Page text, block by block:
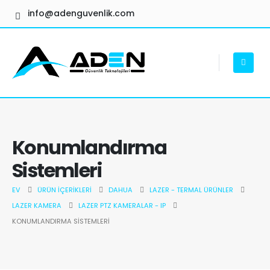
info@adenguvenlik.com
Konumlandırma
Sistemleri
EV ÜRÜN İÇERIKLERI DAHUA
LAZER - TERMAL ÜRÜNLER
LAZER KAMERA
LAZER PTZ KAMERALAR - IP
KONUMLANDIRMA SISTEMLERI